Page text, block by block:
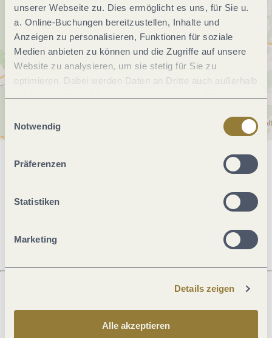
unserer Webseite zu. Dies ermöglicht es uns, für Sie u.
a. Online-Buchungen bereitzustellen, Inhalte und
Anzeigen zu personalisieren, Funktionen für soziale
Medien anbieten zu können und die Zugriffe auf unsere
Website zu analysieren, um sie stetig für Sie zu
optimieren. Dabei werden Daten an Dritte auch außerhalb
jederzeit widerrufen werden. Mit der Auswahl "Alle
ablehnen" kann es zu Beeinträchtigungen in der Nutzung
Notwendig
Präferenzen
Statistiken
Marketing
Details zeigen
Alle akzeptieren
Allgemeine Informationen
Was möchtest du als nächstes tun?